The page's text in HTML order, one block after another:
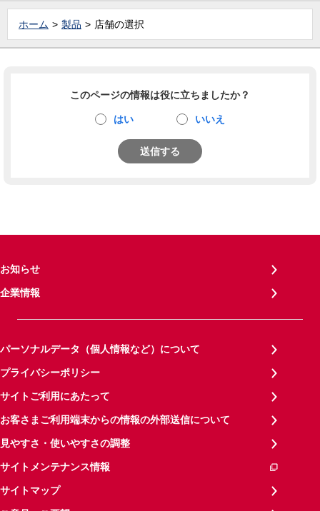
ホーム 製品 店舗の選択
このページの情報は役に立ちましたか？
はい いいえ
送信する
お知らせ
企業情報
パーソナルデータ（個人情報など）について
プライバシーポリシー
サイトご利用にあたって
お客さまご利用端末からの情報の外部送信について
見やすさ・使いやすさの調整
サイトメンテナンス情報
サイトマップ